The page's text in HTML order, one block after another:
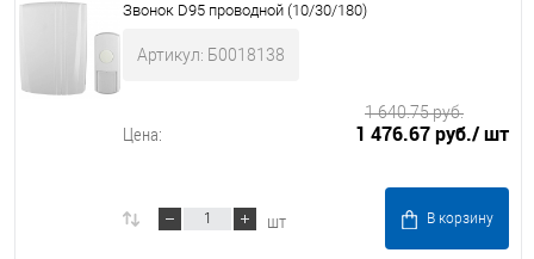
Звонок D95 проводной (10/30/180)
Артикул: Б0018138
Цена: 1 476.67 руб./ шт
1 640.75 руб.
шт В корзину